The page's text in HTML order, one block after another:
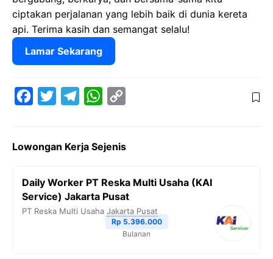
ciptakan perjalanan yang lebih baik di dunia kereta
api. Terima kasih dan semangat selalu!
Lamar Sekarang
e
o
o
t
e
r
e
r
a
W
t
A
y
i
n
k
Lowongan Kerja Sejenis
Daily Worker PT Reska Multi Usaha (KAI
Service) Jakarta Pusat
PT Reska Multi Usaha Jakarta Pusat
Rp 5.396.000
Bulanan